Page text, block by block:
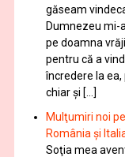
găseam
Dumnezeu mi-
pe doamna
pentru că a
încredere la
chiar şi […]
Mulţumiri noi
România și
Soţia mea